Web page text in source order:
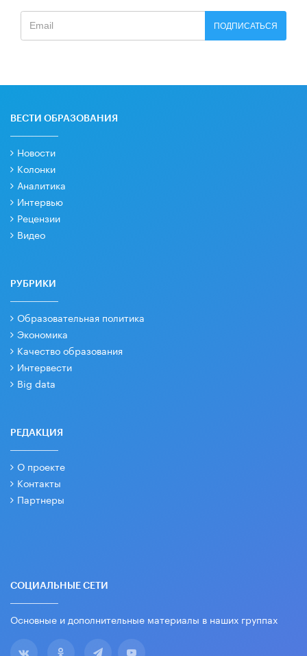
ПОДПИСАТЬСЯ
ВЕСТИ ОБРАЗОВАНИЯ
Новости
Колонки
Аналитика
Интервью
Рецензии
Видео
РУБРИКИ
Образовательная политика
Экономика
Качество образования
Интервести
Big data
РЕДАКЦИЯ
О проекте
Контакты
Партнеры
СОЦИАЛЬНЫЕ СЕТИ
Основные и дополнительные материалы в наших группах